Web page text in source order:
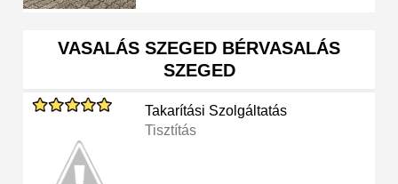
VASALÁS SZEGED BÉRVASALÁS
SZEGED
Takarítási Szolgáltatás
Tisztítás